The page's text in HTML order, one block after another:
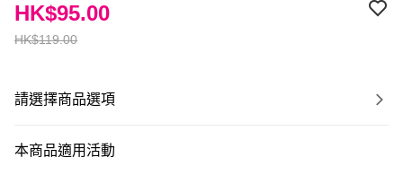
HK$119.00
HK$95.00
請選擇商品選項
本商品適用活動